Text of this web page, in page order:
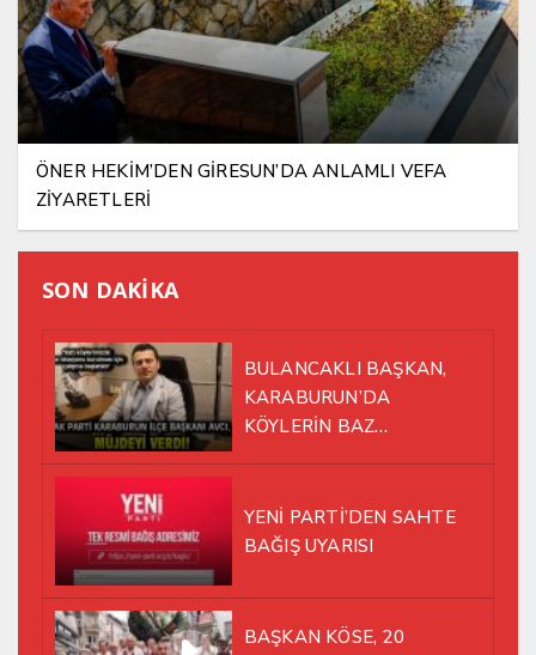
ÖNER HEKİM’DEN GİRESUN’DA ANLAMLI VEFA
ZİYARETLERİ
SON DAKİKA
BULANCAKLI BAŞKAN,
KARABURUN’DA
KÖYLERİN BAZ
YENİ PARTİ’DEN SAHTE
BAĞIŞ UYARISI
BAŞKAN KÖSE, 20